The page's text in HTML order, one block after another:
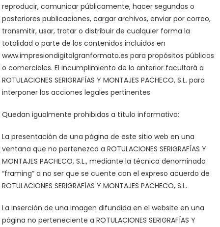
reproducir, comunicar públicamente, hacer segundas o
posteriores publicaciones, cargar archivos, enviar por correo,
transmitir, usar, tratar o distribuir de cualquier forma la
totalidad o parte de los contenidos incluidos en
www.impresiondigitalgranformato.es para propósitos públicos
o comerciales. El incumplimiento de lo anterior facultará a
ROTULACIONES SERIGRAFÍAS Y MONTAJES PACHECO, S.L. para
interponer las acciones legales pertinentes.
Quedan igualmente prohibidas a título informativo:
La presentación de una página de este sitio web en una
ventana que no pertenezca a ROTULACIONES SERIGRAFÍAS Y
MONTAJES PACHECO, S.L., mediante la técnica denominada
“framing” a no ser que se cuente con el expreso acuerdo de
ROTULACIONES SERIGRAFÍAS Y MONTAJES PACHECO, S.L.
La inserción de una imagen difundida en el website en una
página no perteneciente a ROTULACIONES SERIGRAFÍAS Y